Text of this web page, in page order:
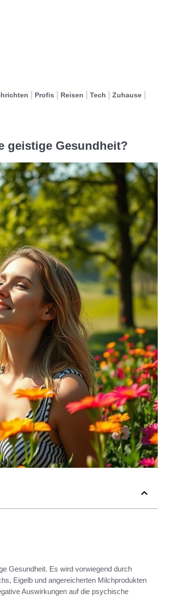
Profis Reisen Tech Zuhause
geistige Gesundheit?
Gesundheit. Es wird vorwiegend durch
Eigelb und angereicherten Milchprodukten
Auswirkungen auf die psychische